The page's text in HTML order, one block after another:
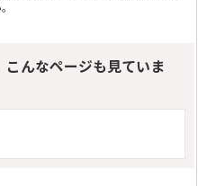
こんなページも見ていま